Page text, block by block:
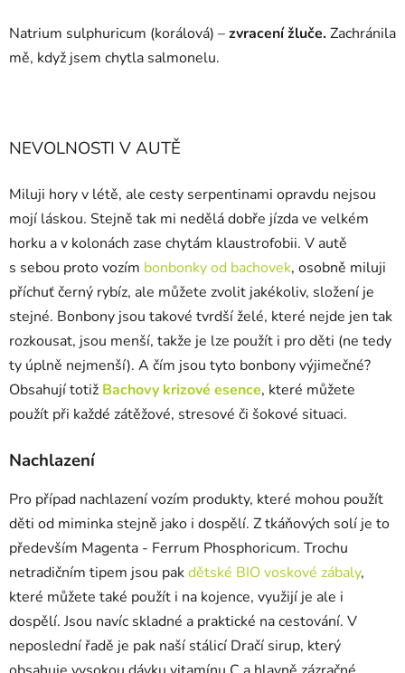
Natrium sulphuricum (korálová) –zvracení žluče. Zachránila
mě, když jsem chytla salmonelu.
NEVOLNOSTI V AUTĚ
Miluji hory v létě, ale cesty serpentinami opravdu nejsou
mojí láskou. Stejně tak mi nedělá dobře jízda ve velkém
horku a v kolonách zase chytám klaustrofobii. V autě
s sebou proto vozím bonbonky od bachovek, osobně miluji
příchuť černý rybíz, ale můžete zvolit jakékoliv, složení je
stejné. Bonbony jsou takové tvrdší želé, které nejde jen tak
rozkousat, jsou menší, takže je lze použít i pro děti (ne tedy
ty úplně nejmenší). A čím jsou tyto bonbony výjimečné?
Obsahují totiž Bachovy krizové esence, které můžete
použít při každé zátěžové, stresové či šokové situaci.
Nachlazení
Pro případ nachlazení vozím produkty, které mohou použít
děti od miminka stejně jako i dospělí. Z tkáňových solí je to
především Magenta - Ferrum Phosphoricum. Trochu
netradičním tipem jsou pakdětské BIO voskové zábaly,
které můžete také použít i na kojence, využijí je ale i
dospělí. Jsou navíc skladné a praktické na cestování. V
neposlední řadě je pak naší stálicí Dračí sirup, který